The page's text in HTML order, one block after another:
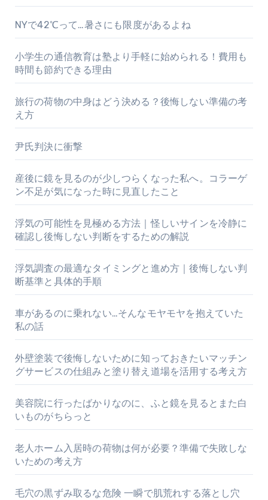
NYで42℃って…暑さにも限度があるよね
小学生の通信教育は塾より手軽に始められる！費用も
時間も節約できる理由
旅行の荷物の中身はどう決める？後悔しない準備の考
え方
尹氏判決に衝撃
産後に鏡を見るのが少しつらくなった私へ。コラーゲ
ン不足が気になった時に見直したこと
浮気の可能性を見極める方法｜怪しいサインを冷静に
確認し後悔しない判断をするための解説
浮気調査の最適なタイミングと進め方｜後悔しない判
断基準と具体的手順
車があるのに乗れない…そんなモヤモヤを抱えていた
私の話
外壁塗装で後悔しないために知っておきたいマッチン
グサービスの仕組みと塗り替え道場を活用する考え方
美容院に行ったばかりなのに、ふと鏡を見るとまた白
いものがちらっと
老人ホーム入居時の荷物は何が必要？準備で失敗しな
いための考え方
毛穴の黒ずみ取るな危険 一瞬で肌荒れする落とし穴